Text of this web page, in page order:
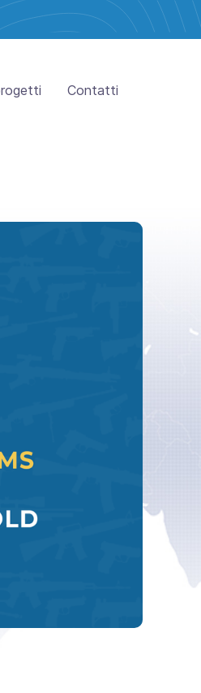
Contatti